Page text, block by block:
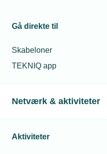
Gå direkte til
Skabeloner
TEKNIQ app
Netværk & aktiviteter
Aktiviteter
27. maj 2024